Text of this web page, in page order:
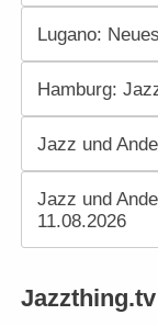
Lugano:
Hamburg:
Jazz und
Jazz und
11.08.2026
Jazzthing.tv